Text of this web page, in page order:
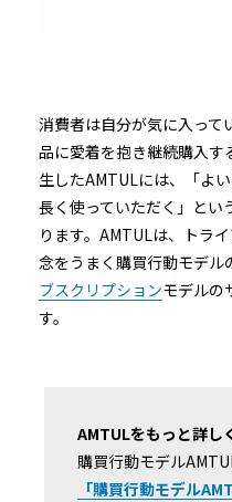
消費者は自分が気に入って
品に愛着を抱き継続購入す
生したAMTULには、「よ
長く使っていただく」とい
ります。AMTULは、トラ
念をうまく購買行動モデル
ブスクリプションモデルの
す。
AMTULをもっと詳し
購買行動モデル
「購買行動モデル